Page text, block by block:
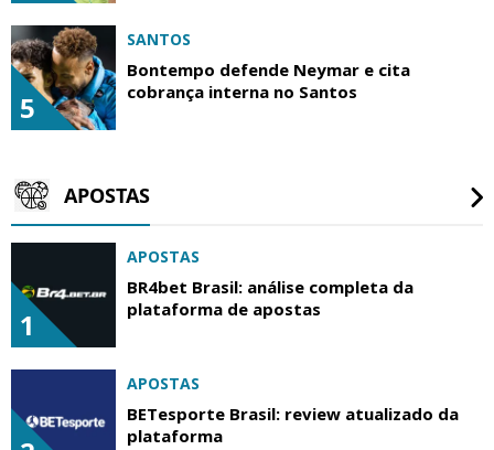
5
SANTOS
Bontempo defende Neymar e cita
cobrança interna no Santos
APOSTAS
1
APOSTAS
BR4bet Brasil: análise completa da
plataforma de apostas
APOSTAS
BETesporte Brasil: review atualizado da
plataforma